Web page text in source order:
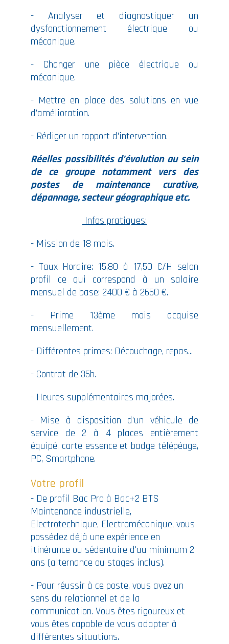
- Analyser et diagnostiquer un
dysfonctionnement électrique ou
mécanique.
- Changer une pièce électrique ou
mécanique.
- Mettre en place des solutions en vue
d’amélioration.
- Rédiger un rapport d'intervention.
Réelles possibilités d’évolution au sein
de ce groupe notamment vers des
postes de maintenance curative,
dépannage, secteur géographique etc.
Infos pratiques:
- Mission de 18 mois.
- Taux Horaire: 15,80 à 17,50 €/H selon
profil ce qui correspond à un salaire
mensuel de base: 2400 € à 2650 €.
- Prime 13ème mois acquise
mensuellement.
- Différentes primes: Découchage, repas...
- Contrat de 35h.
- Heures supplémentaires majorées.
- Mise à disposition d’un véhicule de
service de 2 à 4 places entièrement
équipé, carte essence et badge télépéage,
PC, Smartphone.
Votre profil
- De profil Bac Pro à Bac+2 BTS
Maintenance industrielle,
Electrotechnique, Electromécanique, vous
possédez déjà une expérience en
itinérance ou sédentaire d'au minimum 2
ans (alternance ou stages inclus).
- Pour réussir à ce poste, vous avez un
sens du relationnel et de la
communication. Vous êtes rigoureux et
vous êtes capable de vous adapter à
différentes situations.